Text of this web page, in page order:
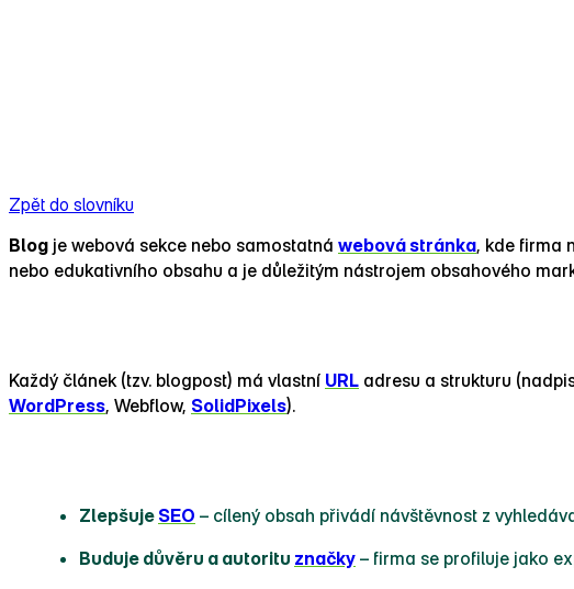
Zpět do slovníku
Blog je webová sekce nebo samostatná webová stránka, kde firma
nebo edukativního obsahu a je důležitým nástrojem obsahového
Každý článek (tzv. blogpost) má vlastní URL adresu a strukturu
WordPress, Webflow, SolidPixels).
Zlepšuje SEO – cílený obsah přivádí návštěvnost z
Buduje důvěru a autoritu značky – firma se profiluje jako